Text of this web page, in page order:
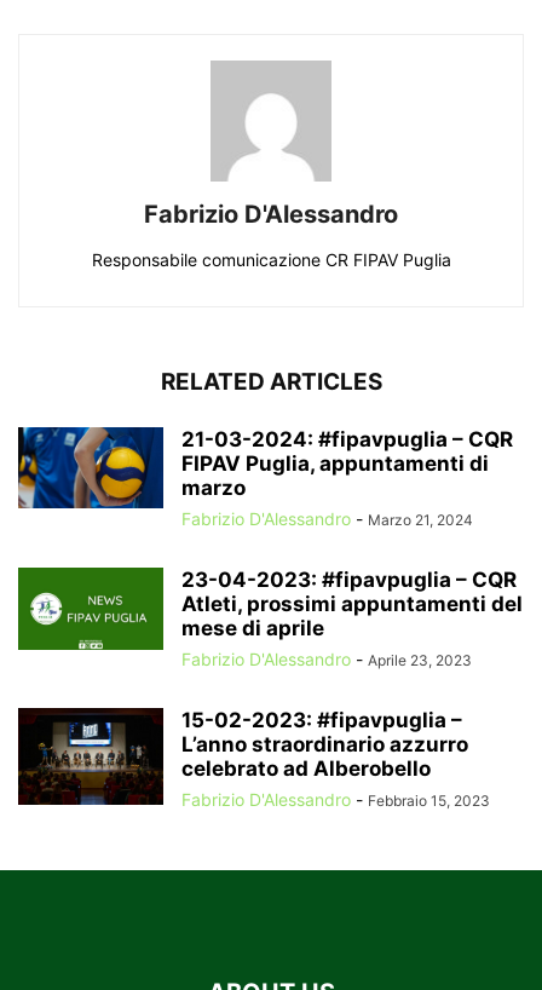
Fabrizio D'Alessandro
Responsabile comunicazione CR FIPAV Puglia
RELATED ARTICLES
21-03-2024: #fipavpuglia – CQR
FIPAV Puglia, appuntamenti di
marzo
Fabrizio D'Alessandro - Marzo 21, 2024
23-04-2023: #fipavpuglia – CQR
Atleti, prossimi appuntamenti del
mese di aprile
Fabrizio D'Alessandro - Aprile 23, 2023
15-02-2023: #fipavpuglia –
L’anno straordinario azzurro
celebrato ad Alberobello
Fabrizio D'Alessandro - Febbraio 15, 2023